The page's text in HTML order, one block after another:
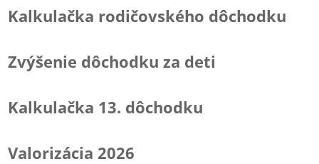
Kalkulačka rodičovského dôchodku
Zvýšenie dôchodku za deti
Kalkulačka 13. dôchodku
Valorizácia 2026